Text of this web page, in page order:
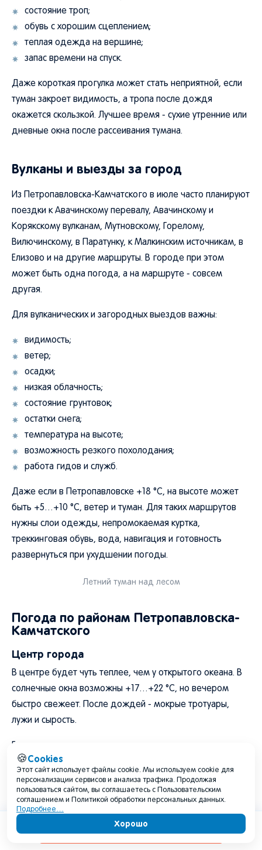
состояние троп;
обувь с хорошим сцеплением;
теплая одежда на вершине;
запас времени на спуск.
Даже короткая прогулка может стать неприятной, если
туман закроет видимость, а тропа после дождя
окажется скользкой. Лучшее время - сухие утренние или
дневные окна после рассеивания тумана.
Вулканы и выезды за город
Из Петропавловска-Камчатского в июле часто планируют
поездки к Авачинскому перевалу, Авачинскому и
Корякскому вулканам, Мутновскому, Горелому,
Вилючинскому, в Паратунку, к Малкинским источникам, в
Елизово и на другие маршруты. В городе при этом
может быть одна погода, а на маршруте - совсем
другая.
Для вулканических и загородных выездов важны:
видимость;
ветер;
осадки;
низкая облачность;
состояние грунтовок;
остатки снега;
температура на высоте;
возможность резкого похолодания;
работа гидов и служб.
Даже если в Петропавловске +18 °C, на высоте может
быть +5…+10 °C, ветер и туман. Для таких маршрутов
нужны слои одежды, непромокаемая куртка,
треккинговая обувь, вода, навигация и готовность
развернуться при ухудшении погоды.
Летний туман над лесом
Погода по районам Петропавловска-
Камчатского
Центр города
В центре будет чуть теплее, чем у открытого океана. В
солнечные окна возможны +17…+22 °C, но вечером
быстро свежеет. После дождей - мокрые тротуары,
лужи и сырость.
Главные риски: морось, дождь, скользкие дороги, ветер
у бухты, прохладные вечера.
Сероглазка и районы у бухты
У бухты будет свежее, особенно утром и вечером.
Туман, сырость и ветер могут снижать комфорт даже
Содержание
🍪Cookies
Этот сайт использует файлы cookie. Мы используем cookie для
персонализации сервисов и анализа трафика. Продолжая
пользоваться сайтом, вы соглашаетесь с Пользовательским
соглашением и Политикой обработки персональных данных.
Подробнее…
Хорошо